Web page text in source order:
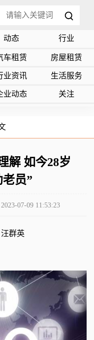
动态 行业
车租赁 房屋租赁
业资讯 生活服务
业动态 关注
解 如今28岁
员”
07-09 11:53:23
群英